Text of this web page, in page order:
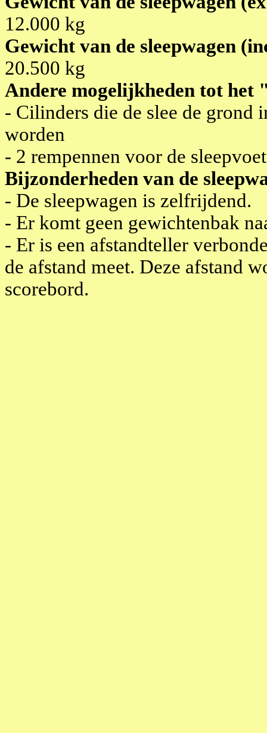
12.000 kg
Gewicht van de sleepwagen
20.500 kg
Andere mogelijkheden tot het
- Cilinders die de slee de grond
worden
- 2 rempennen voor de
Bijzonderheden van de
- De sleepwagen is zelfrijdend.
- Er komt geen gewichtenbak
- Er is een afstandteller
de afstand meet. Deze afstand
scorebord.